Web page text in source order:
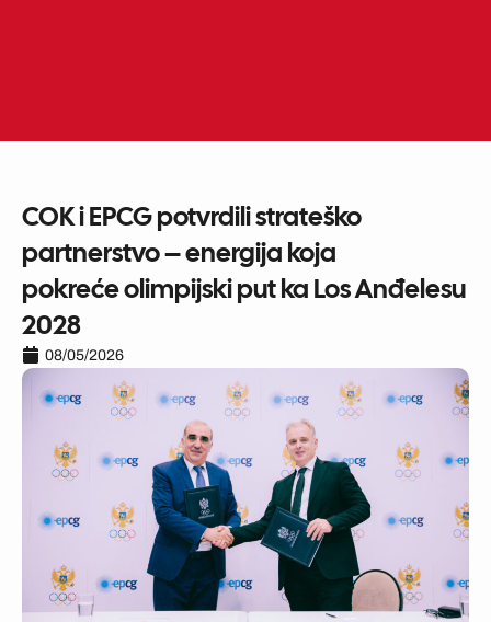
COK i EPCG potvrdili strateško
partnerstvo – energija koja
pokreće olimpijski put ka Los Anđelesu
2028
08/05/2026